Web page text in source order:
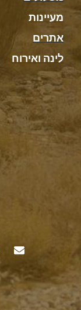
מעיינות
אתרים
לינה ואירוח